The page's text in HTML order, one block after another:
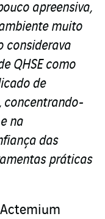
apreensiva,
muito
considerava
QHSE como
de
concentrando-
na
das
práticas